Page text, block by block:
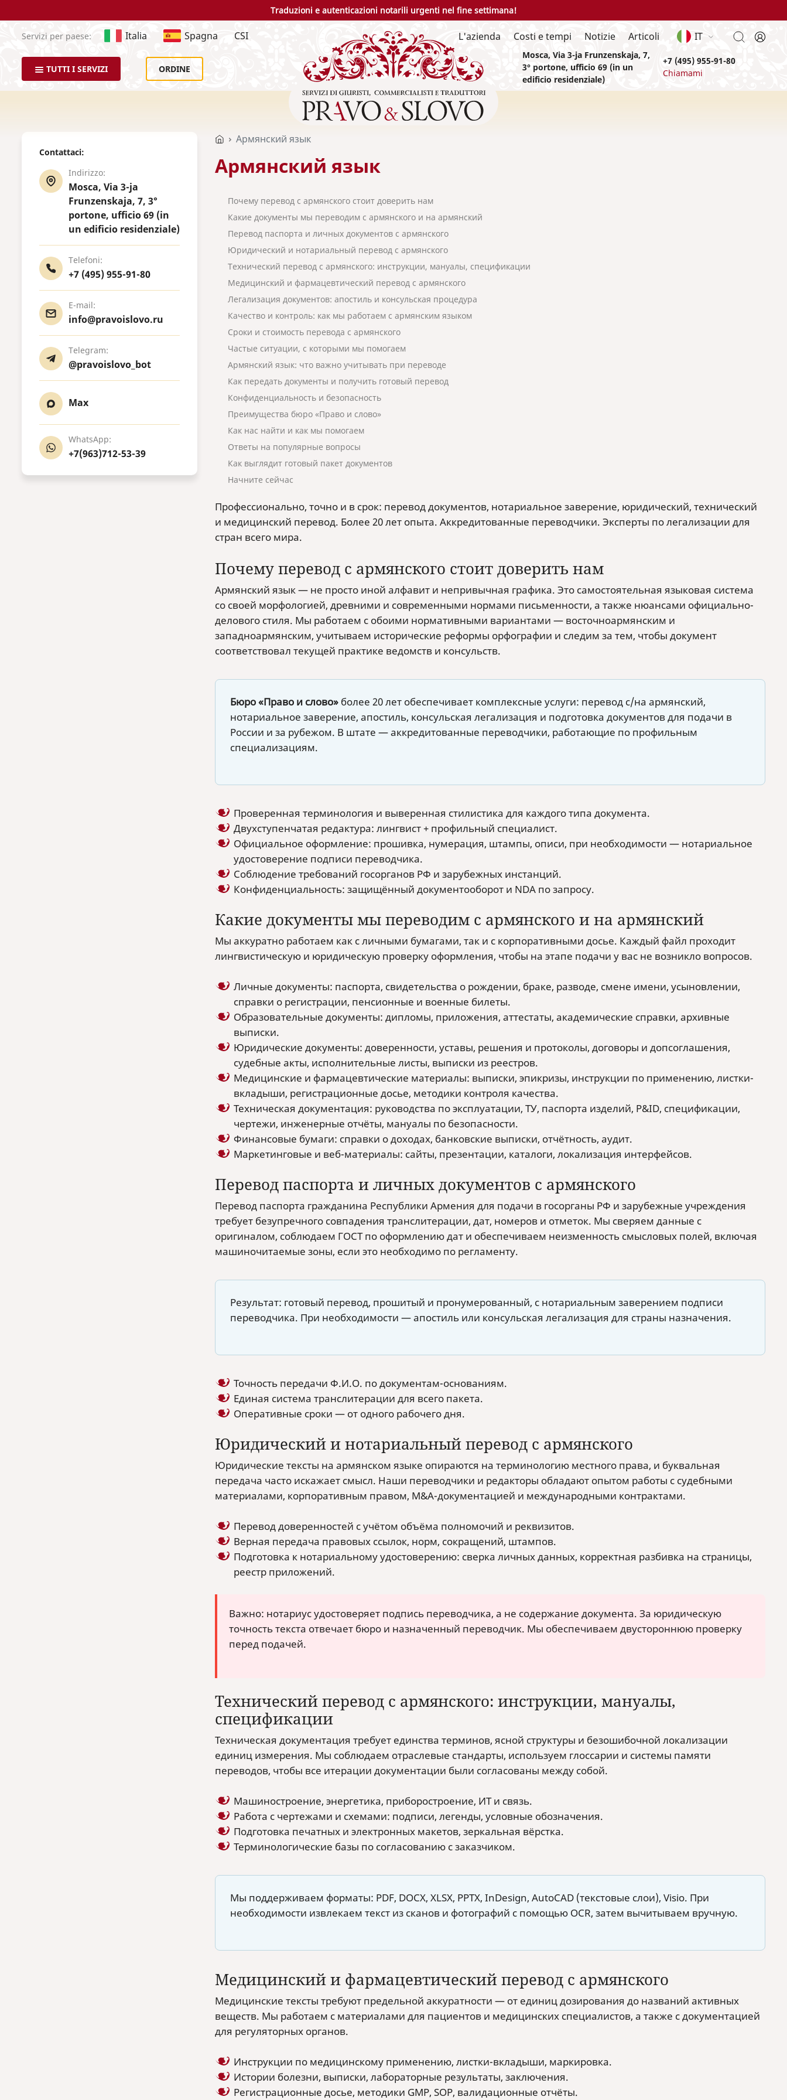
Traduzioni e autenticazioni notarili urgenti nel fine settimana!
Servizi per paese: Italia Spagna CSI
TUTTI I SERVIZI ORDINE
L'azienda Costi e tempi Notizie Articoli IT
Mosca, Via 3-ja Frunzenskaja, 7,
3° portone, ufficio 69 (in un
edificio residenziale)
+7 (495) 955-91-80
Chiamami
Contattaci:
Indirizzo:
Mosca, Via 3-ja
Frunzenskaja, 7, 3°
portone, ufficio 69 (in
un edificio residenziale)
Telefoni:
+7 (495) 955-91-80
E-mail:
info@pravoislovo.ru
Telegram:
@pravoislovo_bot
Max
WhatsApp:
+7(963)712-53-39
Армянский язык
Армянский язык
Почему перевод с армянского стоит доверить нам
Какие документы мы переводим с армянского и на армянский
Перевод паспорта и личных документов с армянского
Юридический и нотариальный перевод с армянского
Технический перевод с армянского: инструкции, мануалы, спецификации
Медицинский и фармацевтический перевод с армянского
Легализация документов: апостиль и консульская процедура
Качество и контроль: как мы работаем с армянским языком
Сроки и стоимость перевода с армянского
Частые ситуации, с которыми мы помогаем
Армянский язык: что важно учитывать при переводе
Как передать документы и получить готовый перевод
Конфиденциальность и безопасность
Преимущества бюро «Право и слово»
Как нас найти и как мы помогаем
Ответы на популярные вопросы
Как выглядит готовый пакет документов
Начните сейчас
Профессионально, точно и в срок: перевод документов, нотариальное заверение, юридический, технический
и медицинский перевод. Более 20 лет опыта. Аккредитованные переводчики. Эксперты по легализации для
стран всего мира.
Почему перевод с армянского стоит доверить нам
Армянский язык — не просто иной алфавит и непривычная графика. Это самостоятельная языковая система
со своей морфологией, древними и современными нормами письменности, а также нюансами официально-
делового стиля. Мы работаем с обоими нормативными вариантами — восточноармянским и
западноармянским, учитываем исторические реформы орфографии и следим за тем, чтобы документ
соответствовал текущей практике ведомств и консульств.
Бюро «Право и слово» более 20 лет обеспечивает комплексные услуги: перевод с/на армянский,
нотариальное заверение, апостиль, консульская легализация и подготовка документов для подачи в
России и за рубежом. В штате — аккредитованные переводчики, работающие по профильным
специализациям.
Проверенная терминология и выверенная стилистика для каждого типа документа.
Двухступенчатая редактура: лингвист + профильный специалист.
Официальное оформление: прошивка, нумерация, штампы, описи, при необходимости — нотариальное
удостоверение подписи переводчика.
Соблюдение требований госорганов РФ и зарубежных инстанций.
Конфиденциальность: защищённый документооборот и NDA по запросу.
Какие документы мы переводим с армянского и на армянский
Мы аккуратно работаем как с личными бумагами, так и с корпоративными досье. Каждый файл проходит
лингвистическую и юридическую проверку оформления, чтобы на этапе подачи у вас не возникло вопросов.
Личные документы: паспорта, свидетельства о рождении, браке, разводе, смене имени, усыновлении,
справки о регистрации, пенсионные и военные билеты.
Образовательные документы: дипломы, приложения, аттестаты, академические справки, архивные
выписки.
Юридические документы: доверенности, уставы, решения и протоколы, договоры и допсоглашения,
судебные акты, исполнительные листы, выписки из реестров.
Медицинские и фармацевтические материалы: выписки, эпикризы, инструкции по применению, листки-
вкладыши, регистрационные досье, методики контроля качества.
Техническая документация: руководства по эксплуатации, ТУ, паспорта изделий, P&ID, спецификации,
чертежи, инженерные отчёты, мануалы по безопасности.
Финансовые бумаги: справки о доходах, банковские выписки, отчётность, аудит.
Маркетинговые и веб-материалы: сайты, презентации, каталоги, локализация интерфейсов.
Перевод паспорта и личных документов с армянского
Перевод паспорта гражданина Республики Армения для подачи в госорганы РФ и зарубежные учреждения
требует безупречного совпадения транслитерации, дат, номеров и отметок. Мы сверяем данные с
оригиналом, соблюдаем ГОСТ по оформлению дат и обеспечиваем неизменность смысловых полей, включая
машиночитаемые зоны, если это необходимо по регламенту.
Результат: готовый перевод, прошитый и пронумерованный, с нотариальным заверением подписи
переводчика. При необходимости — апостиль или консульская легализация для страны назначения.
Точность передачи Ф.И.О. по документам-основаниям.
Единая система транслитерации для всего пакета.
Оперативные сроки — от одного рабочего дня.
Юридический и нотариальный перевод с армянского
Юридические тексты на армянском языке опираются на терминологию местного права, и буквальная
передача часто искажает смысл. Наши переводчики и редакторы обладают опытом работы с судебными
материалами, корпоративным правом, M&A-документацией и международными контрактами.
Перевод доверенностей с учётом объёма полномочий и реквизитов.
Верная передача правовых ссылок, норм, сокращений, штампов.
Подготовка к нотариальному удостоверению: сверка личных данных, корректная разбивка на страницы,
реестр приложений.
Важно: нотариус удостоверяет подпись переводчика, а не содержание документа. За юридическую
точность текста отвечает бюро и назначенный переводчик. Мы обеспечиваем двустороннюю проверку
перед подачей.
Технический перевод с армянского: инструкции, мануалы,
спецификации
Техническая документация требует единства терминов, ясной структуры и безошибочной локализации
единиц измерения. Мы соблюдаем отраслевые стандарты, используем глоссарии и системы памяти
переводов, чтобы все итерации документации были согласованы между собой.
Машиностроение, энергетика, приборостроение, ИТ и связь.
Работа с чертежами и схемами: подписи, легенды, условные обозначения.
Подготовка печатных и электронных макетов, зеркальная вёрстка.
Терминологические базы по согласованию с заказчиком.
Мы поддерживаем форматы: PDF, DOCX, XLSX, PPTX, InDesign, AutoCAD (текстовые слои), Visio. При
необходимости извлекаем текст из сканов и фотографий с помощью OCR, затем вычитываем вручную.
Медицинский и фармацевтический перевод с армянского
Медицинские тексты требуют предельной аккуратности — от единиц дозирования до названий активных
веществ. Мы работаем с материалами для пациентов и медицинских специалистов, а также с документацией
для регуляторных органов.
Инструкции по медицинскому применению, листки-вкладыши, маркировка.
Истории болезни, выписки, лабораторные результаты, заключения.
Регистрационные досье, методики GMP, SOP, валидационные отчёты.